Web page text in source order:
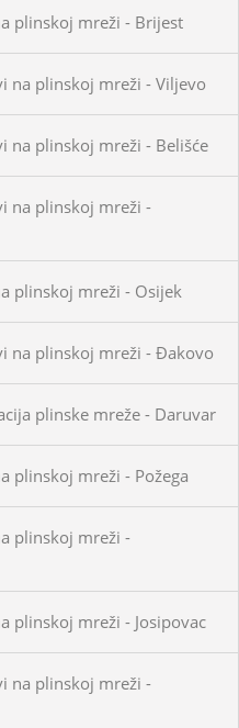
plinskoj mreži - Brijest
na plinskoj mreži - Viljevo
na plinskoj mreži - Belišće
na plinskoj mreži -
plinskoj mreži - Osijek
na plinskoj mreži - Đakovo
plinske mreže - Daruvar
plinskoj mreži - Požega
plinskoj mreži -
plinskoj mreži - Josipovac
na plinskoj mreži -